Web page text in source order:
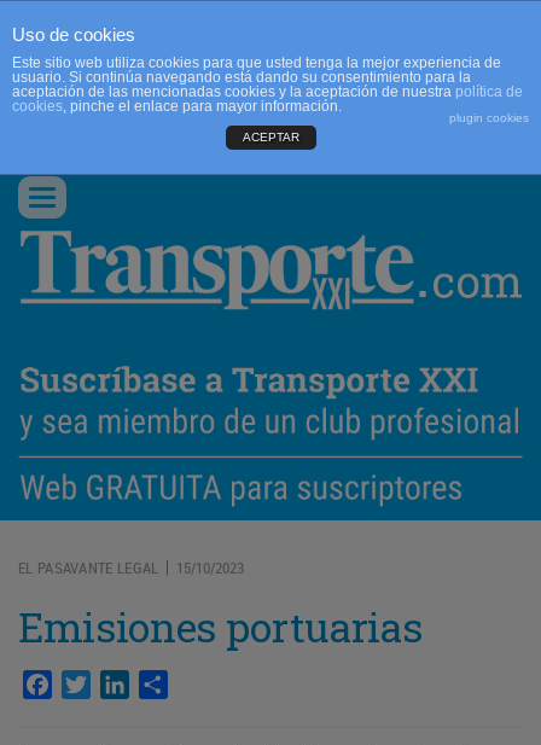
CONTACTO
Conmutar
navegación
EL PASAVANTE LEGAL | 15/10/2023
Emisiones portuarias
Facebook
TwitterLinkedIn
Uso de cookies
Este sitio web utiliza cookies para que usted tenga la mejor experiencia de
usuario. Si continúa navegando está dando su consentimiento para la
aceptación de las mencionadas cookies y la aceptación de nuestra política de
cookies, pinche el enlace para mayor información.
plugin cookies
ACEPTAR